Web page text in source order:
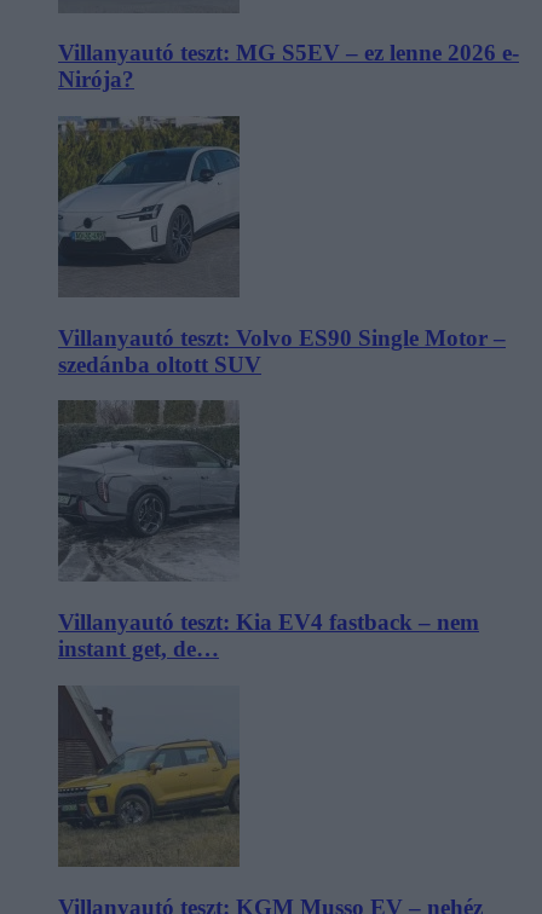
Villanyautó teszt: MG S5EV – ez lenne 2026 e-
Nirója?
Villanyautó teszt: Volvo ES90 Single Motor –
szedánba oltott SUV
Villanyautó teszt: Kia EV4 fastback – nem
instant get, de…
Villanyautó teszt: KGM Musso EV – nehéz